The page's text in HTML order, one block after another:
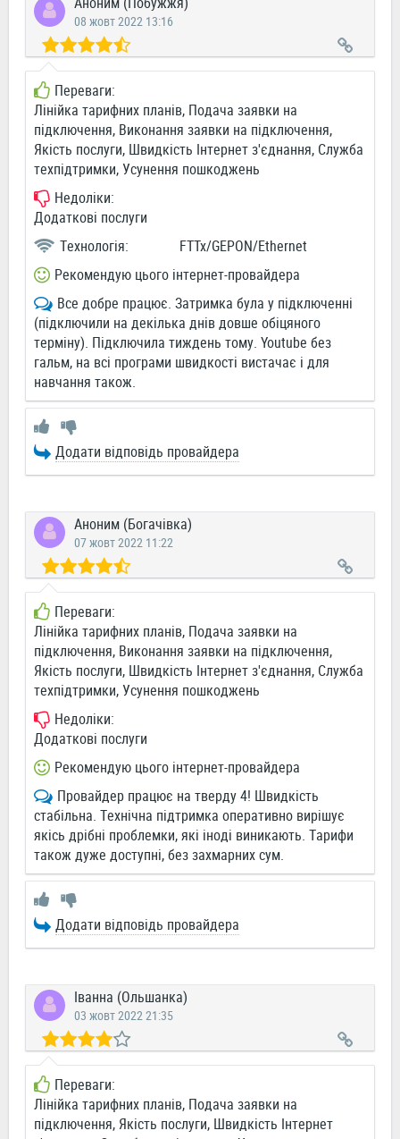
08 жовт 2022 13:16
Переваги:
Лінійка тарифних планів, Подача заявки на
підключення, Виконання заявки на підключення,
Якість послуги, Швидкість Інтернет з'єднання, Служба
техпідтримки, Усунення пошкоджень
Недоліки:
Додаткові послуги
Технологія:
FTTx/GEPON/Ethernet
Рекомендую цього інтернет-провайдера
Все добре працює. Затримка була у підключенні
(підключили на декілька днів довше обіцяного
терміну). Підключила тиждень тому. Youtube без
гальм, на всі програми швидкості вистачає і для
навчання також.
Додати відповідь провайдера
Аноним (Богачівка)
07 жовт 2022 11:22
Переваги:
Лінійка тарифних планів, Подача заявки на
підключення, Виконання заявки на підключення,
Якість послуги, Швидкість Інтернет з'єднання, Служба
техпідтримки, Усунення пошкоджень
Недоліки:
Додаткові послуги
Рекомендую цього інтернет-провайдера
Провайдер працює на тверду 4! Швидкість
стабільна. Технічна підтримка оперативно вирішує
якісь дрібні проблемки, які іноді виникають. Тарифи
також дуже доступні, без захмарних сум.
Додати відповідь провайдера
Іванна (Ольшанка)
03 жовт 2022 21:35
Переваги:
Лінійка тарифних планів, Подача заявки на
підключення, Якість послуги, Швидкість Інтернет